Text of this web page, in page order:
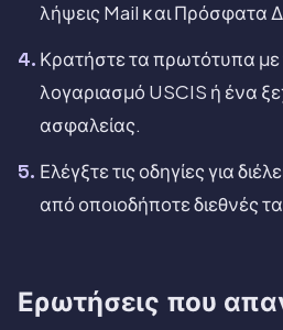
λήψεις Mail και Πρόσφατα
Κρατήστε τα πρωτότυπα με
λογαριασμό USCIS ή ένα
ασφαλείας.
Ελέγξτε τις οδηγίες για
από οποιοδήποτε διεθνές
Ερωτήσεις που